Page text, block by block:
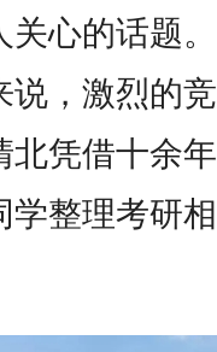
关心的话题
说，激烈的
北凭借十余
学整理考研